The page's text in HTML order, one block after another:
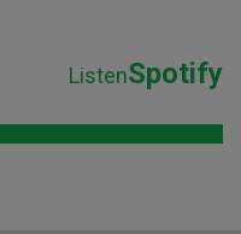
ListenSpotify